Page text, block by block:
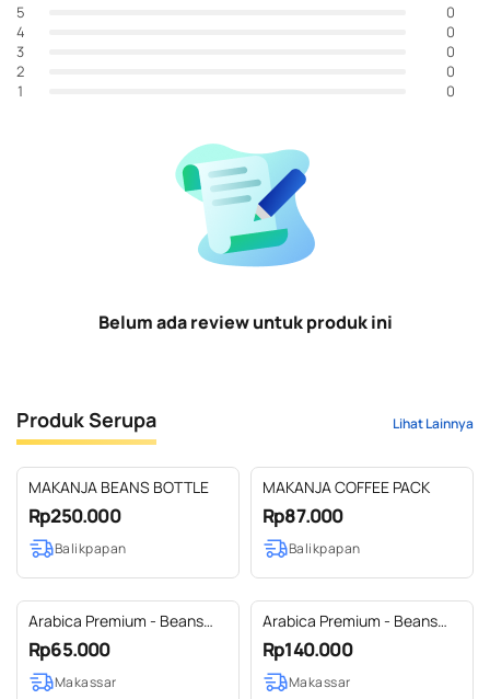
5
0
4
0
3
0
2
0
1
0
Belum ada review untuk produk ini
Produk Serupa Lihat Lainnya
MAKANJA BEANS BOTTLE
Rp250.000
Balikpapan
MAKANJA COFFEE PACK
Rp87.000
Balikpapan
Arabica Premium - Beans
225gr
Rp65.000
Makassar
Arabica Premium - Beans
500gr
Rp140.000
Makassar